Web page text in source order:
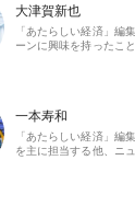
大津賀新也
「あたらしい経済」編
ーンに興味を持ったこ
一本寿和
「あたらしい経済」編
を主に担当する他、ニ